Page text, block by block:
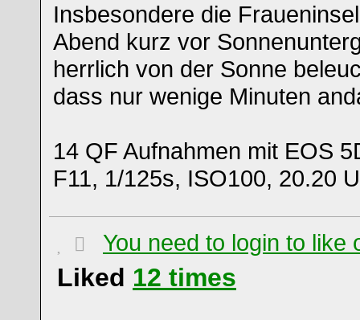
Insbesondere die
Abend kurz vor
herrlich von der Sonne
dass nur wenige Minuten
14 QF Aufnahmen mit EOS
F11, 1/125s, ISO100, 20.20
You need to login to like
Liked 12 times